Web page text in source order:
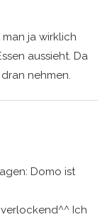
ja wirklich
aussieht. Da
nehmen.
Domo ist
Ich